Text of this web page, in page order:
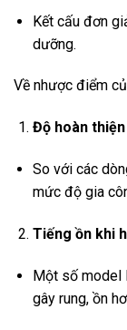
Kết cấu đơn
dưỡng.
Về nhược điểm
Độ hoàn
So với các
mức độ gia
Tiếng ồn khi
Một số model
gây rung, ồn